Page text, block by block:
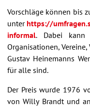
Vorschläge können bis
unterhttps://
informal. Dabei kann
Organisationen,
Gustav Heinemanns
für alle sind.
Der Preis wurde 1976
von Willy Brandt und